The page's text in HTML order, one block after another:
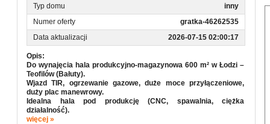
Typ domu
inny
Numer oferty
gratka-46262535
Data aktualizacji
2026-07-15 02:00:17
Opis:
Do wynajęcia hala produkcyjno-magazynowa 600 m² w Łodzi –
Teofilów (Bałuty).
Wjazd TIR, ogrzewanie gazowe, duże moce przyłączeniowe,
duży plac manewrowy.
Idealna hala pod produkcję (CNC, spawalnia, ciężka
działalność).
Duże moce przyłączeniowe, wjazd TIR, ogrzewanie – gotowa do
więcej »